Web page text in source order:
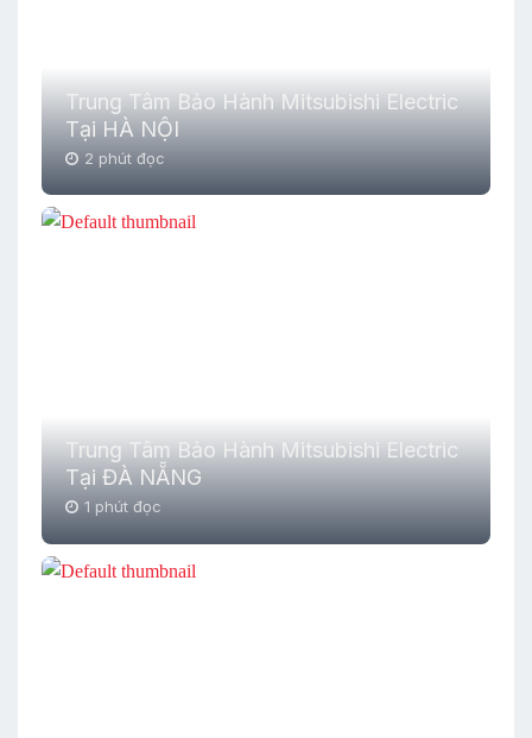
Trung Tâm Bảo Hành Mitsubishi Electric
Tại HÀ NỘI
2 phút đọc
Trung Tâm Bảo Hành Mitsubishi Electric
Tại ĐÀ NẴNG
1 phút đọc